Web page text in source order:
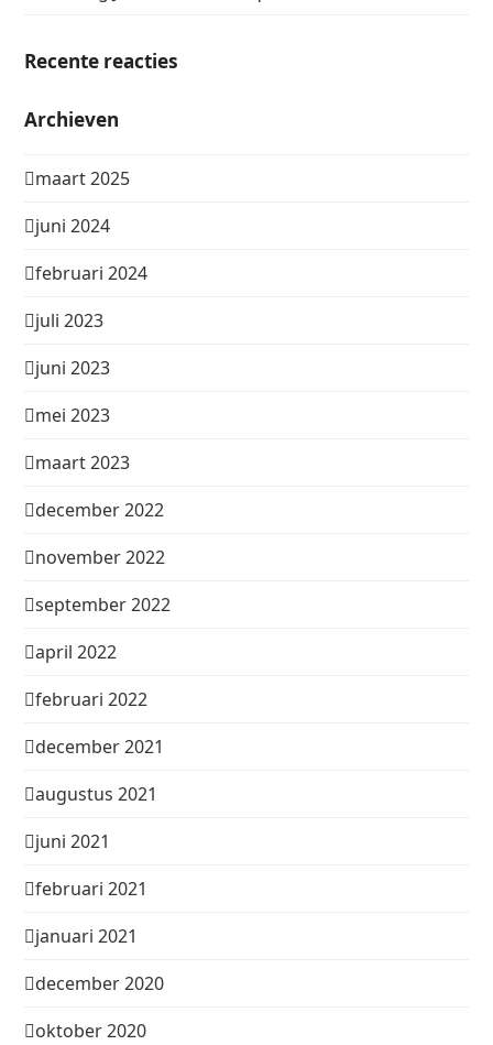
Recente reacties
Archieven
maart 2025
juni 2024
februari 2024
juli 2023
juni 2023
mei 2023
maart 2023
december 2022
november 2022
september 2022
april 2022
februari 2022
december 2021
augustus 2021
juni 2021
februari 2021
januari 2021
december 2020
oktober 2020